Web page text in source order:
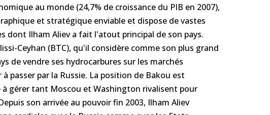
au monde (24,7% de croissance du PIB en 2007),
et stratégique enviable et dispose de vastes
dont Ilham Aliev a fait l'atout principal de son pays.
Ceyhan (BTC), qu'il considère comme son plus grand
de vendre ses hydrocarbures sur les marchés
passer par la Russie. La position de Bakou est
à gérer tant Moscou et Washington rivalisent pour
son arrivée au pouvoir fin 2003, Ilham Aliev